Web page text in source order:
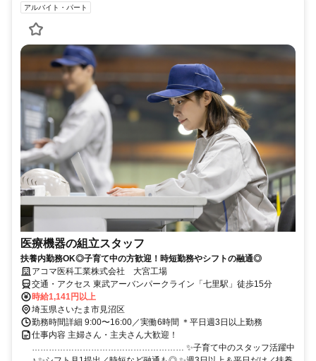
アルバイト・パート
医療機器の組立スタッフ
扶養内勤務OK◎子育て中の方歓迎！時短勤務やシフトの融通◎
アコマ医科工業株式会社 大宮工場
交通・アクセス 東武アーバンパークライン「七里駅」徒歩15分
時給1,141円以上
埼玉県さいたま市見沼区
勤務時間詳細 9:00〜16:00／実働6時間 ＊平日週3日以上勤務
仕事内容 主婦さん・主夫さん大歓迎！
……………………………………………… ✨子育て中のスタッフ活躍中